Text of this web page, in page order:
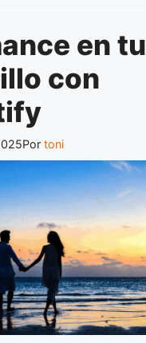
en tu
con
Por toni